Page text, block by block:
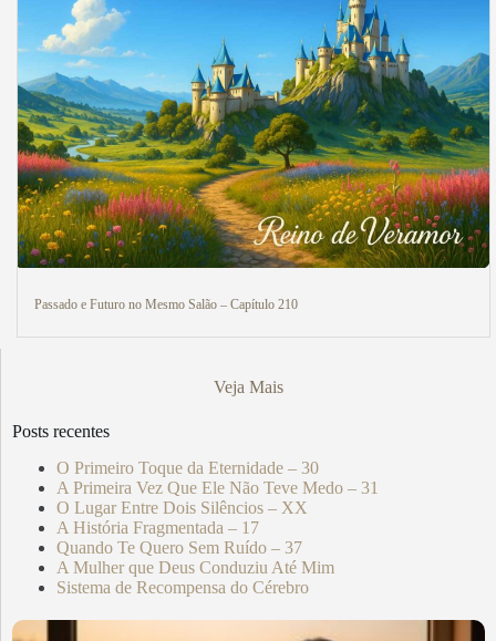
Passado e Futuro no Mesmo Salão – Capítulo 210
Veja Mais
Posts recentes
O Primeiro Toque da Eternidade – 30
A Primeira Vez Que Ele Não Teve Medo – 31
O Lugar Entre Dois Silêncios – XX
A História Fragmentada – 17
Quando Te Quero Sem Ruído – 37
A Mulher que Deus Conduziu Até Mim
Sistema de Recompensa do Cérebro